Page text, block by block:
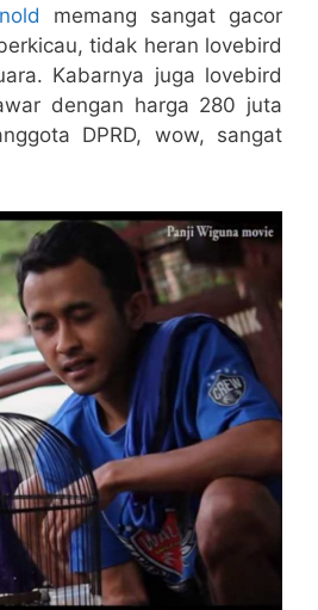
memang sangat gacor
tidak heran lovebird
Kabarnya juga lovebird
dengan harga 280 juta
DPRD, wow, sangat